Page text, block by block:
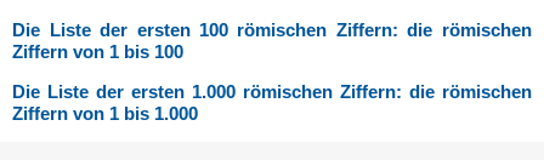
Die Liste der ersten 100 römischen Ziffern: die römischen
Ziffern von 1 bis 100
Die Liste der ersten 1.000 römischen Ziffern: die römischen
Ziffern von 1 bis 1.000